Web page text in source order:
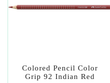
Colored Pencil Color
Grip 92 Indian Red